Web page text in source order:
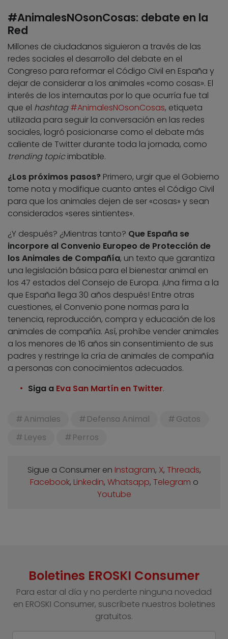
#AnimalesNOsonCosas: debate en la
Red
Millones de ciudadanos siguieron a través de las
redes sociales el desarrollo del debate en el
Congreso para reformar el Código Civil en España y
dejar de considerar a los animales «como cosas». El
interés de los internautas por lo que ocurría fue tal
que el hashtag #AnimalesNOsonCosas, etiqueta
utilizada para seguir la conversación en las redes
sociales, logró posicionarse como el debate más
caliente de Twitter durante toda la jornada, como
trending topicimbatible.
¿Los próximos pasos? Primero, urgir que el Gobierno
tome nota y modifique cuanto antes el Código Civil
para que los animales dejen de ser «cosas» y sean
considerados «seres sintientes».
¿Y después? ¿Mientras tanto? Que España se
incorpore al Convenio Europeo de Protección de
los Animales de Compañía, un texto que garantiza
una legislación básica para el bienestar animal en
los 47 estados del Consejo de Europa. ¡Una firma a la
que España llega 30 años después! Entre otras
cuestiones, el Convenio pone normas para la
tenencia, reproducción, compra y educación de los
animales de compañía. Así, prohíbe vender animales
a los menores de 16 años sin consentimiento de sus
padres y restringe la cría de animales de compañía
a personas con conocimientos adecuados.
Siga a Eva San Martín en Twitter.
Animales Defensa Animal
Gatos
Leyes
Perros
Sigue a Consumer en Instagram, X, Threads,
Facebook, Linkedin, Whatsapp, Telegram o
Youtube
Boletines EROSKI Consumer
Para estar al día y no perderte ninguna novedad
en EROSKI Consumer, suscríbete nuestros boletines
gratuitos.